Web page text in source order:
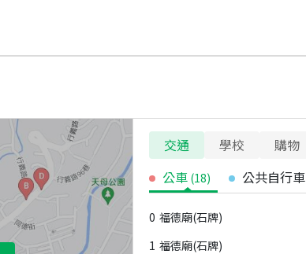
交通 學校 購物
公車 (18) 公共自行車
0 福德廟(石牌)
1 福德廟(石牌)